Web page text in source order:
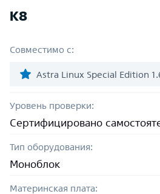
К8
Совместимо с:
Astra Linux Special Edition
Уровень проверки:
Сертифицировано
Тип оборудования:
Моноблок
Материнская плата: